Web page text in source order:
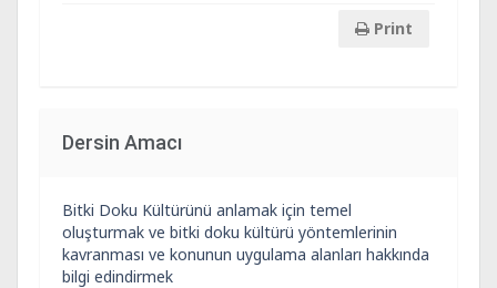
Print
Dersin Amacı
Bitki Doku Kültürünü anlamak için temel
oluşturmak ve bitki doku kültürü yöntemlerinin
kavranması ve konunun uygulama alanları hakkında
bilgi edindirmek